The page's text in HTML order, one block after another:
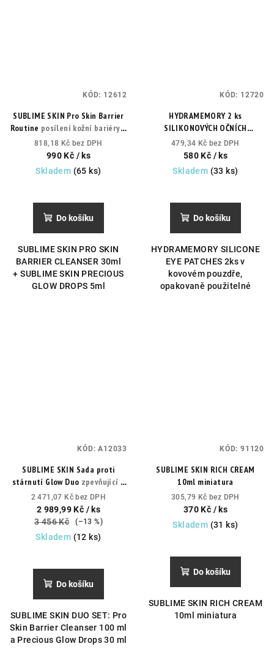
SUBLIME SKIN Pro Skin Barrier
Routine posílení kožní bariéry +
liftingový koncentrát
818,18 Kč bez DPH
990 Kč / ks
Skladem (65 ks)
Do košíku
SUBLIME SKIN PRO SKIN
BARRIER CLEANSER 30ml
+ SUBLIME SKIN PRECIOUS
GLOW DROPS 5ml
KÓD: 12612
HYDRAMEMORY 2 ks
SILIKONOVÝCH OČNÍCH
NÁPLASTÍ - pro zvýšení
účinnosti péče o oční okolí.
479,34 Kč bez DPH
580 Kč / ks
Skladem (33 ks)
Do košíku
HYDRAMEMORY SILICONE
EYE PATCHES 2ks v
kovovém pouzdře,
opakovaně použitelné
KÓD: 12720
SUBLIME SKIN Sada proti
stárnutí Glow Duo zpevňující a
rozjasňující čisticí sada
2 471,07 Kč bez DPH
2 989,99 Kč / ks
3 456 Kč
(–13 %)
Skladem (12 ks)
Do košíku
SUBLIME SKIN DUO SET: Pro
Skin Barrier Cleanser 100 ml
a Precious Glow Drops 30 ml
KÓD:A12033
SUBLIME SKIN RICH CREAM
10ml miniatura
305,79 Kč bez DPH
370 Kč / ks
Skladem (31 ks)
Do košíku
SUBLIME SKIN RICH CREAM
10ml miniatura
KÓD: 91120